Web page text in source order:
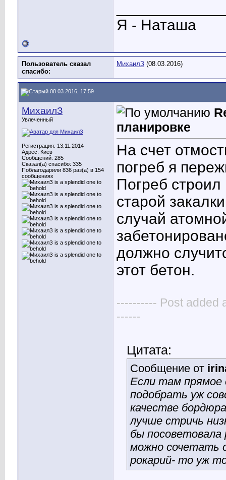
Я - Наташа
Пользователь сказал
cпасибо:
МихаилЗ (08.03.2016)
08.03.2016, 17:59
МихаилЗ
Увлеченный
Регистрация: 13.11.2014
Адрес: Киев
Сообщений: 285
Сказал(а) спасибо: 335
Поблагодарили 836 раз(а) в 154
сообщениях
планировке
На счет
погреб я
Погреб
старой
случай
должно
этот бетон.
---------- Post added
------
Цитата:
Сообщение от
Если там прямое
подобрать уж
качестве
лучше стричь
бы
можно сочетать
рокарий- то уж